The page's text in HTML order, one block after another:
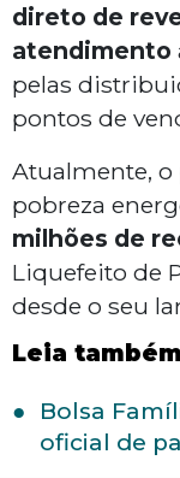
direto de
atendimento
pelas
pontos de
Atualmente, o
pobreza
milhões de
Liquefeito de
desde o seu
Leia também
Bolsa
oficial de